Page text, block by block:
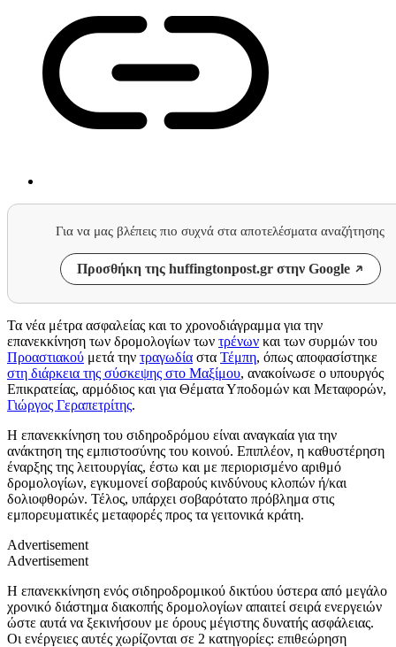
Για να μας βλέπεις πιο συχνά στα αποτελέσματα αναζήτησης
Προσθήκη της huffingtonpost.gr στην Google
Τα νέα μέτρα ασφαλείας και το χρονοδιάγραμμα για την
επανεκκίνηση των δρομολογίων των τρένων και των συρμών του
Προαστιακού μετά την τραγωδία στα Τέμπη, όπως αποφασίστηκε
στη διάρκεια της σύσκεψης στο Μαξίμου, ανακοίνωσε ο υπουργός
Επικρατείας, αρμόδιος και για Θέματα Υποδομών και Μεταφορών,
Γιώργος Γεραπετρίτης.
Η επανεκκίνηση του σιδηροδρόμου είναι αναγκαία για την
ανάκτηση της εμπιστοσύνης του κοινού. Επιπλέον, η καθυστέρηση
έναρξης της λειτουργίας, έστω και με περιορισμένο αριθμό
δρομολογίων, εγκυμονεί σοβαρούς κινδύνους κλοπών ή/και
δολιοφθορών. Τέλος, υπάρχει σοβαρότατο πρόβλημα στις
εμπορευματικές μεταφορές προς τα γειτονικά κράτη.
Advertisement
Advertisement
Η επανεκκίνηση ενός σιδηροδρομικού δικτύου ύστερα από μεγάλο
χρονικό διάστημα διακοπής δρομολογίων απαιτεί σειρά ενεργειών
ώστε αυτά να ξεκινήσουν με όρους μέγιστης δυνατής ασφάλειας.
Οι ενέργειες αυτές χωρίζονται σε 2 κατηγορίες: επιθεώρηση